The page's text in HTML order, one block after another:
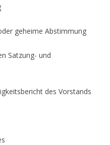
geheime Abstimmung
Satzung- und
des Vorstands